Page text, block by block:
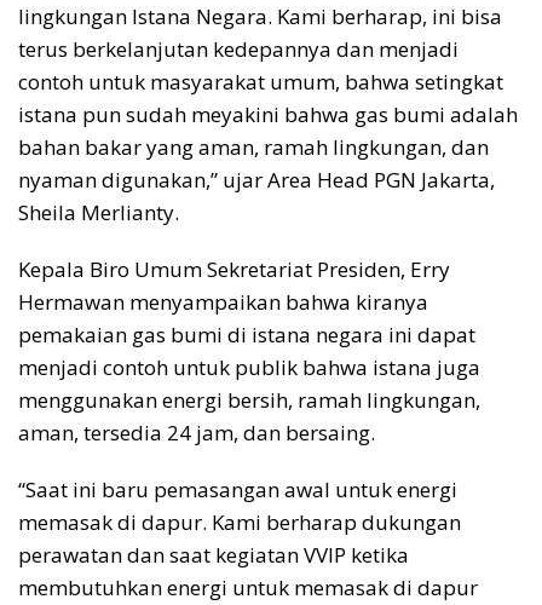
lingkungan Istana Negara. Kami berharap, ini bisa
terus berkelanjutan kedepannya dan menjadi
contoh untuk masyarakat umum, bahwa setingkat
istana pun sudah meyakini bahwa gas bumi adalah
bahan bakar yang aman, ramah lingkungan, dan
nyaman digunakan,” ujar Area Head PGN Jakarta,
Sheila Merlianty.
Kepala Biro Umum Sekretariat Presiden, Erry
Hermawan menyampaikan bahwa kiranya
pemakaian gas bumi di istana negara ini dapat
menjadi contoh untuk publik bahwa istana juga
menggunakan energi bersih, ramah lingkungan,
aman, tersedia 24 jam, dan bersaing.
“Saat ini baru pemasangan awal untuk energi
memasak di dapur. Kami berharap dukungan
perawatan dan saat kegiatan VVIP ketika
membutuhkan energi untuk memasak di dapur